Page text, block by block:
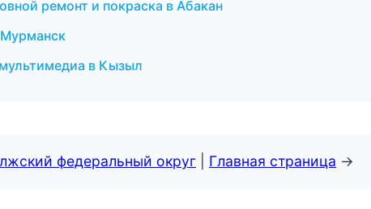
ремонт и покраска в Абакан
в Кызыл
федеральный округ Главная страница →